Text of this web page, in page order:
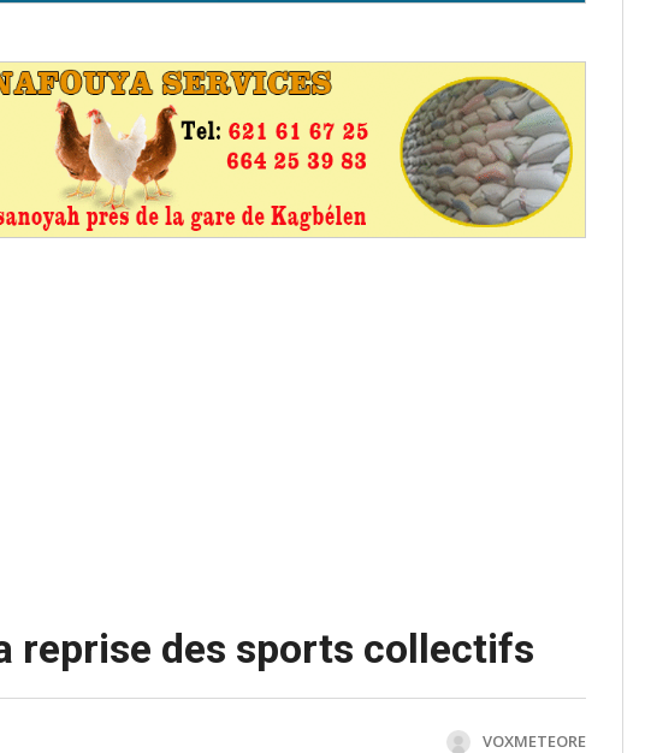
et communales : ce 4 juin à 18h
des résultats partiels des élections de mai
des résultats partiels des élections de mai
reprise des sports collectifs
VOXMETEORE